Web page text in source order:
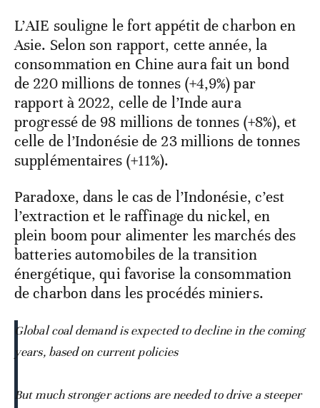
L’AIE souligne le fort appétit de charbon en
Asie. Selon son rapport, cette année, la
consommation en Chine aura fait un bond
de 220 millions de tonnes (+4,9%) par
rapport à 2022, celle de l’Inde aura
progressé de 98 millions de tonnes (+8%), et
celle de l’Indonésie de 23 millions de tonnes
supplémentaires (+11%).
Paradoxe, dans le cas de l’Indonésie, c’est
l’extraction et le raffinage du nickel, en
plein boom pour alimenter les marchés des
batteries automobiles de la transition
énergétique, qui favorise la consommation
de charbon dans les procédés miniers.
Global coal demand is expected to decline in the coming
years, based on current policies
But much stronger actions are needed to drive a steeper